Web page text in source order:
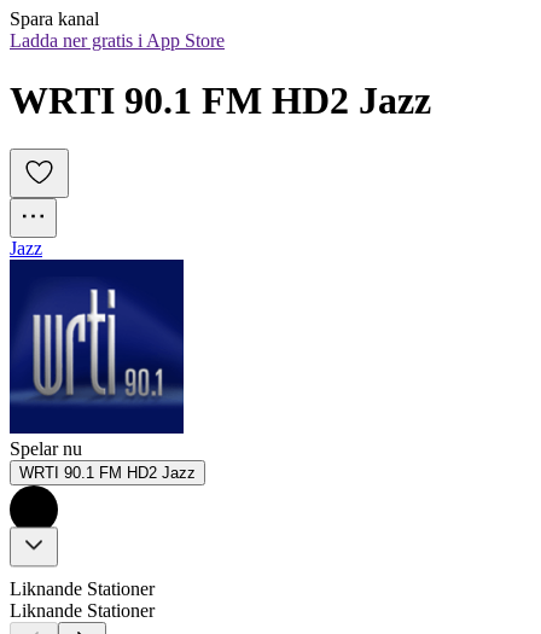
Spara kanal
Ladda ner gratis i App Store
WRTI 90.1 FM HD2 Jazz
Jazz
Spelar nu
WRTI 90.1 FM HD2 Jazz
Liknande Stationer
Liknande Stationer